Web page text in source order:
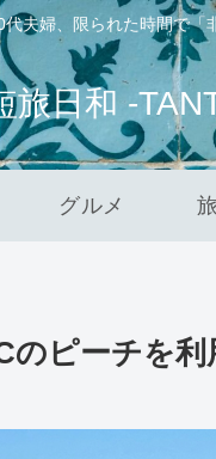
代夫婦、限られた時間で「
旅日和 -
グルメ
のピーチを